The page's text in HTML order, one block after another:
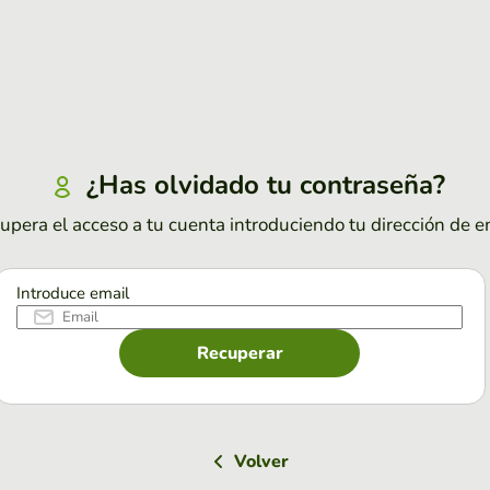
¿Has olvidado tu contraseña?
el acceso a tu cuenta introduciendo tu dirección de
Introduce email
Recuperar
Volver